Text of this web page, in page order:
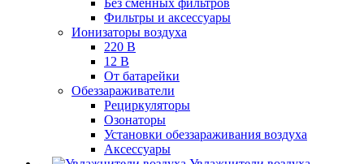
Без сменных фильтров
Фильтры и аксессуары
Ионизаторы воздуха
220 В
12 В
От батарейки
Обеззараживатели
Рециркуляторы
Озонаторы
Установки обеззараживания воздуха
Аксессуары